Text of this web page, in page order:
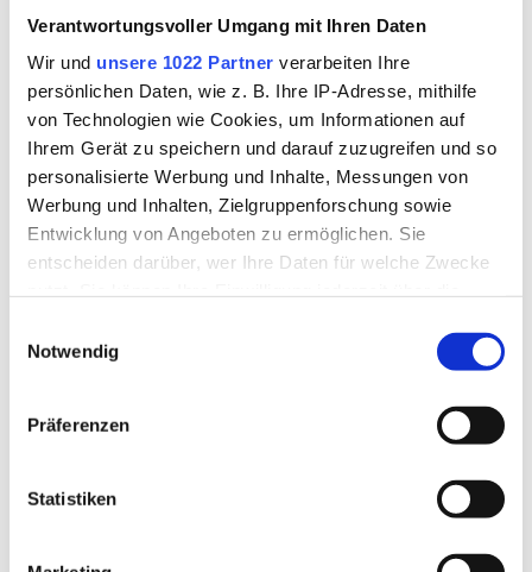
Verantwortungsvoller Umgang mit Ihren Daten
Wir und unsere 1022 Partner verarbeiten Ihre
persönlichen Daten, wie z. B. Ihre IP-Adresse, mithilfe
von Technologien wie Cookies, um Informationen auf
Ihrem Gerät zu speichern und darauf zuzugreifen und so
personalisierte Werbung und Inhalte, Messungen von
Werbung und Inhalten, Zielgruppenforschung sowie
Entwicklung von Angeboten zu ermöglichen. Sie
entscheiden darüber, wer Ihre Daten für welche Zwecke
Trigger Symbol ändern oder widerrufen
Informationen über Ihre geografische Lage erfassen,
Ihr Gerät durch aktives Scannen nach bestimmten
Erfahren Sie mehr darüber, wie Ihre persönlichen Daten
Notwendig
Präferenzen
Statistiken
Ihre Sehspezialisten
Rahel Lang
B.Sc. Optometrie FHNW
MBA Master Business
Administration
Funktionaloptometristin
Geschäftsleitung
rahel.lang@sehzentrum-
faszinierendes Sinnesorgan Auge